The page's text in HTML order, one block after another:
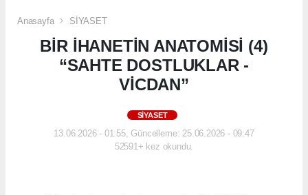
Anasayfa SİYASET
BİR İHANETİN ANATOMİSİ (4)
“SAHTE DOSTLUKLAR -
VİCDAN”
SİYASET
13.06.2026 - 01:55, Güncelleme: 25.06.2026 - 09:47
52591+ kez okundu.